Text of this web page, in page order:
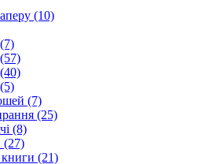
(10)
(7)
(25)
(8)
(27)
книги (21)